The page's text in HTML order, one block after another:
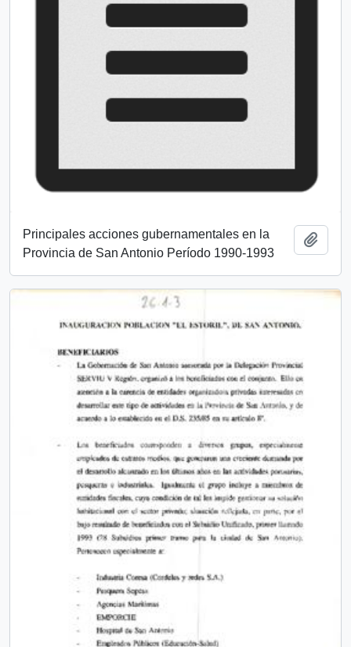
Principales acciones gubernamentales en la
Provincia de San Antonio Período 1990-1993